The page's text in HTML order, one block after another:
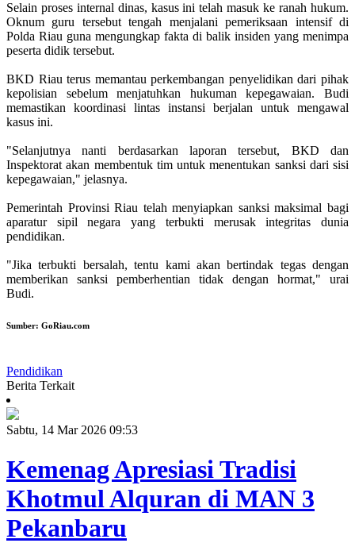
Selain proses internal dinas, kasus ini telah masuk ke ranah hukum.
Oknum guru tersebut tengah menjalani pemeriksaan intensif di
Polda Riau guna mengungkap fakta di balik insiden yang menimpa
peserta didik tersebut.
BKD Riau terus memantau perkembangan penyelidikan dari pihak
kepolisian sebelum menjatuhkan hukuman kepegawaian. Budi
memastikan koordinasi lintas instansi berjalan untuk mengawal
kasus ini.
"Selanjutnya nanti berdasarkan laporan tersebut, BKD dan
Inspektorat akan membentuk tim untuk menentukan sanksi dari sisi
kepegawaian," jelasnya.
Pemerintah Provinsi Riau telah menyiapkan sanksi maksimal bagi
aparatur sipil negara yang terbukti merusak integritas dunia
pendidikan.
"Jika terbukti bersalah, tentu kami akan bertindak tegas dengan
memberikan sanksi pemberhentian tidak dengan hormat," urai
Budi.
Sumber: GoRiau.com
Pendidikan
Berita Terkait
Sabtu, 14 Mar 2026 09:53
Kemenag Apresiasi Tradisi
Khotmul Alquran di MAN 3
Pekanbaru